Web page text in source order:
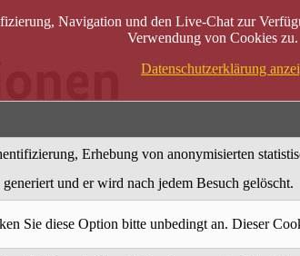
Navigation und den Live-Chat zur
Verwendung von Cookies zu.
Datenschutzerklärung
Erhebung von anonymisierten
und er wird nach jedem Besuch gelöscht.
Sie diese Option bitte unbedingt an. Dieser